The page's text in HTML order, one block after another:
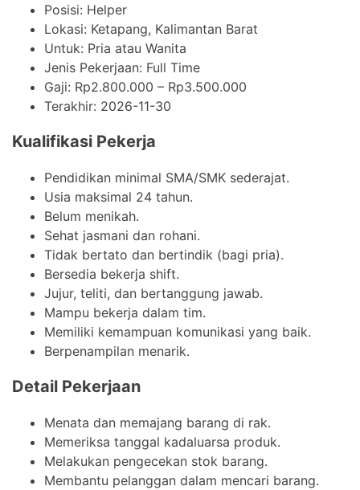
Posisi: Helper
Lokasi: Ketapang, Kalimantan Barat
Untuk: Pria atau Wanita
Jenis Pekerjaan: Full Time
Gaji: Rp2.800.000 – Rp3.500.000
Terakhir: 2026-11-30
Kualifikasi Pekerja
Pendidikan minimal SMA/SMK sederajat.
Usia maksimal 24 tahun.
Belum menikah.
Sehat jasmani dan rohani.
Tidak bertato dan bertindik (bagi pria).
Bersedia bekerja shift.
Jujur, teliti, dan bertanggung jawab.
Mampu bekerja dalam tim.
Memiliki kemampuan komunikasi yang baik.
Berpenampilan menarik.
Detail Pekerjaan
Menata dan memajang barang di rak.
Memeriksa tanggal kadaluarsa produk.
Melakukan pengecekan stok barang.
Membantu pelanggan dalam mencari barang.